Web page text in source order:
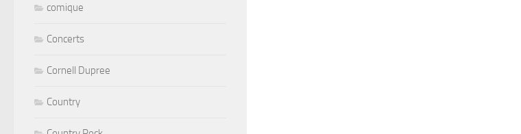
comique
Concerts
Cornell Dupree
Country